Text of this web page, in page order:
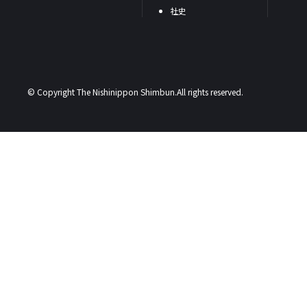
社史
© Copyright The Nishinippon Shimbun.All rights reserved.